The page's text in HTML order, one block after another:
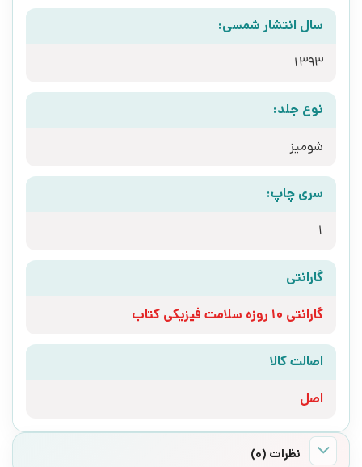
سال انتشار شمسی:
1393
نوع جلد:
شومیز
سری چاپ:
1
گارانتی
گارانتی 10 روزه سلامت فیزیکی کتاب
اصالت کالا
اصل
نظرات (0)